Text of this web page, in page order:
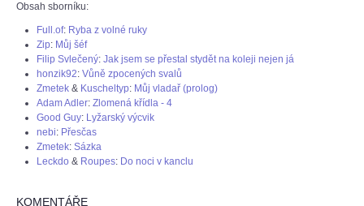
Obsah sborníku:
Full.of: Ryba z volné ruky
Zip: Můj šéf
Filip Svlečený: Jak jsem se přestal stydět na koleji nejen já
honzik92: Vůně zpocených svalů
Zmetek & Kuscheltyp: Můj vladař (prolog)
Adam Adler: Zlomená křídla - 4
Good Guy: Lyžarský výcvik
nebi: Přesčas
Zmetek: Sázka
Leckdo & Roupes: Do noci v kanclu
KOMENTÁŘE